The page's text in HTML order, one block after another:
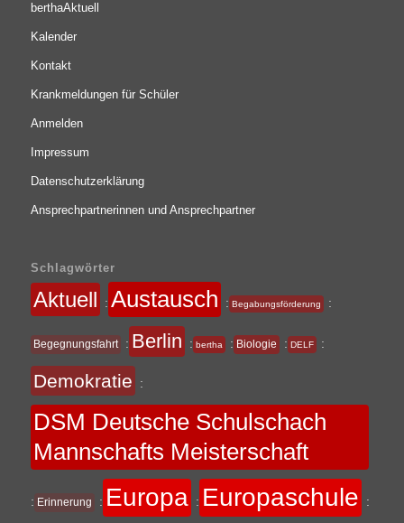
berthaAktuell
Kalender
Kontakt
Krankmeldungen für Schüler
Anmelden
Impressum
Datenschutzerklärung
Ansprechpartnerinnen und Ansprechpartner
Schlagwörter
Aktuell : Austausch : Begabungsförderung :
Begegnungsfahrt : Berlin : bertha : Biologie : DELF :
Demokratie :
DSM Deutsche Schulschach
Mannschafts Meisterschaft
: Erinnerung : Europa : Europaschule :